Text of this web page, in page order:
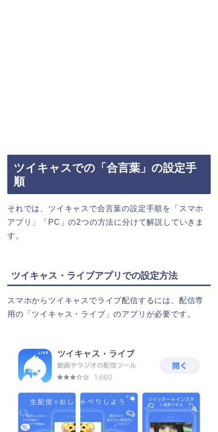
ツイキャスでの「合言葉」の設定手
順
それでは、ツイキャスで合言葉の設定手順を「スマホ
アプリ」「PC」の2つの方法に分けて解説していきま
す。
ツイキャス・ライブアプリでの設定方法
スマホからツイキャスでライブ配信するには、配信専
用の「ツイキャス・ライブ」のアプリが必要です。